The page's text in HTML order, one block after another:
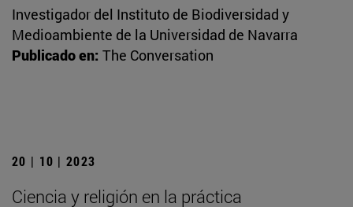
Investigador del Instituto de Biodiversidad y
Medioambiente de la Universidad de Navarra
Publicado en: The Conversation
20 | 10 | 2023
Ciencia y religión en la práctica